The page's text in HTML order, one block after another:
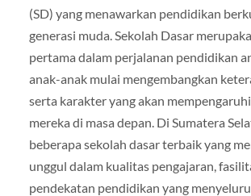
(SD) yang menawarkan pendidikan
generasi muda. Sekolah Dasar
pertama dalam perjalanan pendidikan
anak-anak mulai mengembangkan
serta karakter yang akan
mereka di masa depan. Di Sumatera
beberapa sekolah dasar terbaik yang
unggul dalam kualitas pengajaran,
pendekatan pendidikan yang